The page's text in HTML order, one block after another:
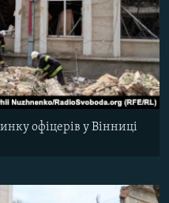
офіцерів у Вінниці